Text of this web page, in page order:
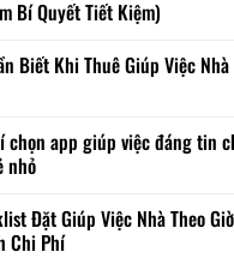
Bí Quyết Tiết Kiệm)
Biết Khi Thuê Giúp Việc Nhà
chọn app giúp việc đáng tin
nhỏ
Đặt Giúp Việc Nhà Theo
Chi Phí